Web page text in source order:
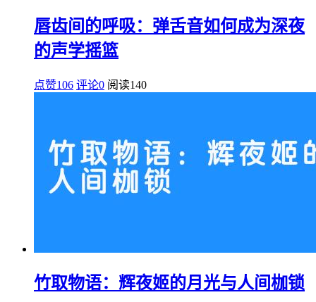
唇齿间的呼吸：弹舌音如何成为深夜
的声学摇篮
点赞106 评论0 阅读140
竹取物语：辉夜姬的月光与人间枷锁